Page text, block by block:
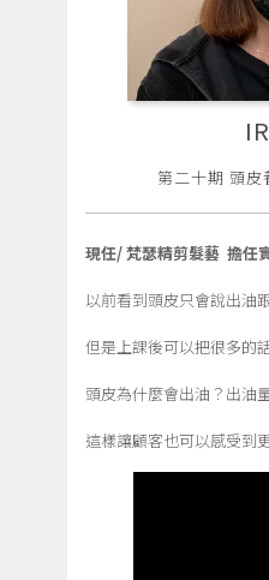
第二十期 頭皮
現任/ 梵瑟精剪髮藝 擔任
以前看到頭皮只會說出油
但是上課後可以把很多的
頭皮為什麼會出油？出油
這樣讓顧客也可以感受到